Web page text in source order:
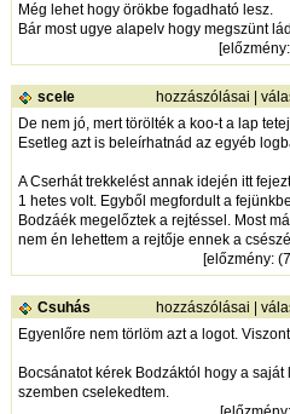
Még lehet hogy örökbe fogadható lesz.
Bár most ugye alapelv hogy megszünt
[előzmény
scele hozzászólásai
De nem jó, mert törölték a koo-t a lap
Esetleg azt is beleírhatnád az egyéb
A Cserhát trekkelést annak idején itt
1 hetes volt. Egyből megfordult a
Bodzáék megelőztek a rejtéssel. Most
nem én lehettem a rejtője ennek a
[előzmény:
Csuhás hozzászólásai
Egyenlőre nem törlöm azt a logot.
Bocsánatot kérek Bodzáktól hogy a
szemben cselekedtem.